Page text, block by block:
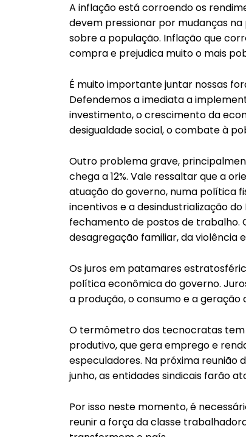
A inflação está corroendo os
devem pressionar por mudanças
sobre a população. Inflação que
compra e prejudica muito o mais
É muito importante juntar nossas
Defendemos a imediata a
investimento, o crescimento da
desigualdade social, o combate à
Outro problema grave,
chega a 12%. Vale ressaltar que a
atuação do governo, numa política
incentivos e a desindustrialização
fechamento de postos de trabalho.
desagregação familiar, da violência
Os juros em patamares
política econômica do governo.
a produção, o consumo e a geração
O termômetro dos tecnocratas
produtivo, que gera emprego e
especuladores. Na próxima reunião
junho, as entidades sindicais farão
Por isso neste momento, é
reunir a força da classe